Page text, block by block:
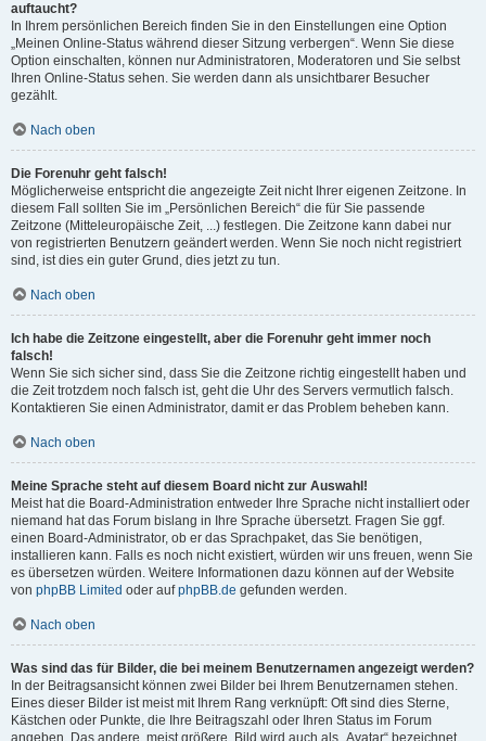
auftaucht?
In Ihrem persönlichen Bereich finden Sie in den Einstellungen eine Option
„Meinen Online-Status während dieser Sitzung verbergen“. Wenn Sie diese
Option einschalten, können nur Administratoren, Moderatoren und Sie selbst
Ihren Online-Status sehen. Sie werden dann als unsichtbarer Besucher
gezählt.
Nach oben
Die Forenuhr geht falsch!
Möglicherweise entspricht die angezeigte Zeit nicht Ihrer eigenen Zeitzone. In
diesem Fall sollten Sie im „Persönlichen Bereich“ die für Sie passende
Zeitzone (Mitteleuropäische Zeit, ...) festlegen. Die Zeitzone kann dabei nur
von registrierten Benutzern geändert werden. Wenn Sie noch nicht registriert
sind, ist dies ein guter Grund, dies jetzt zu tun.
Nach oben
Ich habe die Zeitzone eingestellt, aber die Forenuhr geht immer noch
falsch!
Wenn Sie sich sicher sind, dass Sie die Zeitzone richtig eingestellt haben und
die Zeit trotzdem noch falsch ist, geht die Uhr des Servers vermutlich falsch.
Kontaktieren Sie einen Administrator, damit er das Problem beheben kann.
Nach oben
Meine Sprache steht auf diesem Board nicht zur Auswahl!
Meist hat die Board-Administration entweder Ihre Sprache nicht installiert oder
niemand hat das Forum bislang in Ihre Sprache übersetzt. Fragen Sie ggf.
einen Board-Administrator, ob er das Sprachpaket, das Sie benötigen,
installieren kann. Falls es noch nicht existiert, würden wir uns freuen, wenn Sie
es übersetzen würden. Weitere Informationen dazu können auf der Website
von phpBB Limited oder aufphpBB.de gefunden werden.
Nach oben
Was sind das für Bilder, die bei meinem Benutzernamen angezeigt werden?
In der Beitragsansicht können zwei Bilder bei Ihrem Benutzernamen stehen.
Eines dieser Bilder ist meist mit Ihrem Rang verknüpft: Oft sind dies Sterne,
Kästchen oder Punkte, die Ihre Beitragszahl oder Ihren Status im Forum
angeben. Das andere, meist größere, Bild wird auch als „Avatar“ bezeichnet.